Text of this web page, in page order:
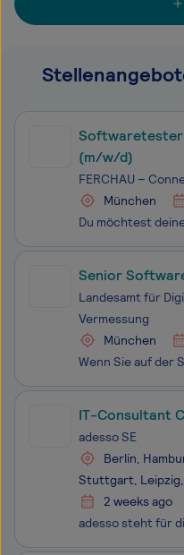
(m/w/d)
FERCHAU –
München
Senior
Landesamt für
Vermessung
München
IT-Consultant
adesso SE
Berlin,
Stuttgart,
2 weeks ago